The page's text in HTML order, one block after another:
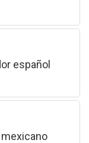
español